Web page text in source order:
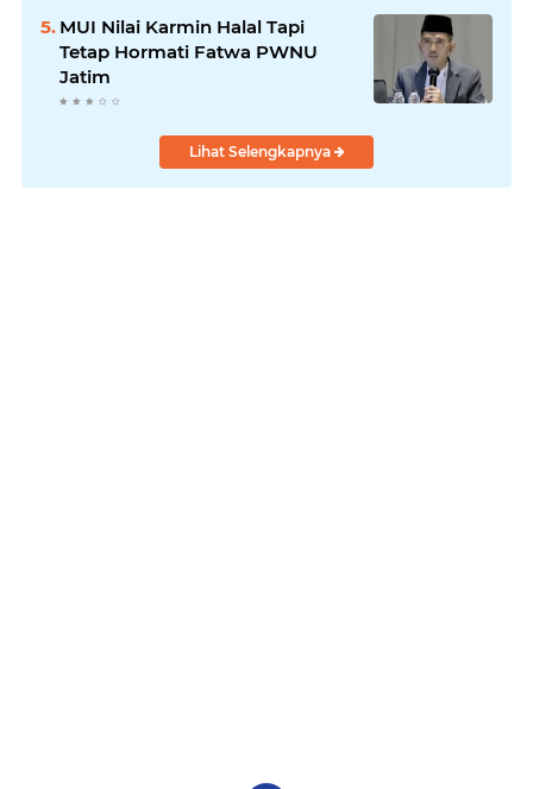
MUI Nilai Karmin Halal Tapi
Tetap Hormati Fatwa PWNU
Jatim
Lihat Selengkapnya